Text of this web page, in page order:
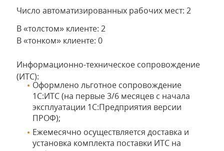
Число автоматизированных рабочих мест: 2
В «толстом» клиенте: 2
В «тонком» клиенте: 0
Информационно-техническое сопровождение
(ИТС):
Оформлено льготное сопровождение
1С:ИТС (на первые 3/6 месяцев с начала
эксплуатации 1С:Предприятия версии
ПРОФ);
Ежемесячно осуществляется доставка и
установка комплекта поставки ИТС на